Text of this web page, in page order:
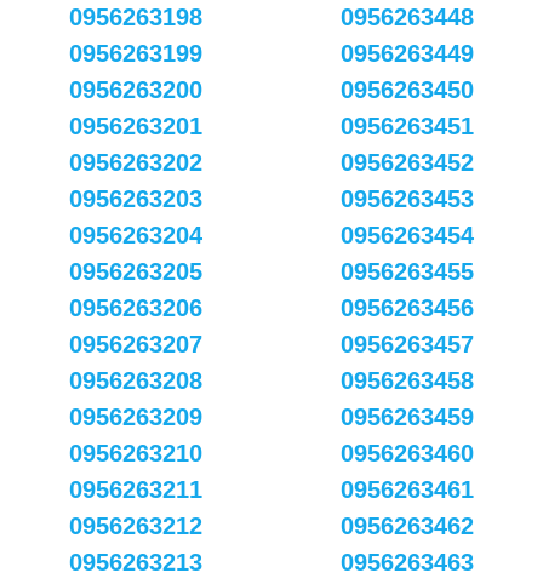
0956263198
0956263199
0956263200
0956263201
0956263202
0956263203
0956263204
0956263205
0956263206
0956263207
0956263208
0956263209
0956263210
0956263211
0956263212
0956263213
0956263448
0956263449
0956263450
0956263451
0956263452
0956263453
0956263454
0956263455
0956263456
0956263457
0956263458
0956263459
0956263460
0956263461
0956263462
0956263463